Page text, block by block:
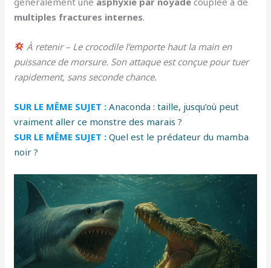
multiples fractures internes.
À retenir – Le crocodile l’emporte haut la main en
puissance de morsure. Son attaque est conçue pour tuer
rapidement, sans seconde chance.
SUR LE MÊME SUJET : Anaconda : taille, jusqu’où peut
vraiment aller ce monstre des marais ?
SUR LE MÊME SUJET : Quel est le prédateur du mamba
noir ?